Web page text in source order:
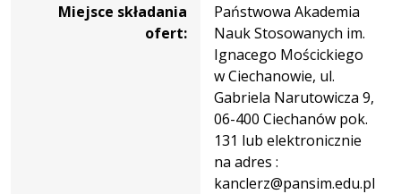
Miejsce składania
ofert:
Państwowa Akademia
Nauk Stosowanych im.
Ignacego Mościckiego
w Ciechanowie, ul.
Gabriela Narutowicza 9,
06-400 Ciechanów pok.
131 lub elektronicznie
na adres :
kanclerz@pansim.edu.pl